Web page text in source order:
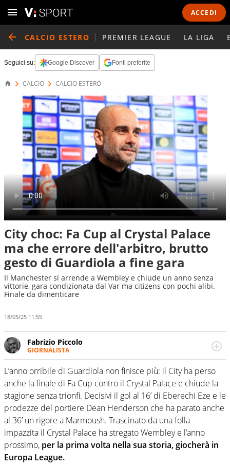
ACCEDI
CALCIO ESTERO PREMIER LEAGUE LA LIGA
Seguici su: Google Discover Fonti preferite
CALCIO CALCIO ESTERO
City choc: Fa Cup al Crystal Palace
ma che errore dell'arbitro, brutto
gesto di Guardiola a fine gara
Il Manchester si arrende a Wembley e chiude un anno senza
vittorie, gara condizionata dal Var ma citizens con pochi alibi.
Finale da dimenticare
18/05/25 11:55
Fabrizio Piccolo
GIORNALISTA
Nella sua carriera ha seguito numerose manifestazioni
sportive e collaborato con agenzie e testate. Esperienza,
competenza, conoscenza e memoria storica. Si occupa
prevalentemente di calcio
L’anno orribile di Guardiola non finisce più: il City ha perso
anche la finale di Fa Cup contro il Crystal Palace e chiude la
stagione senza trionfi. Decisivi il gol al 16’ di Eberechi Eze e le
prodezze del portiere Dean Henderson che ha parato anche
al 36’ un rigore a Marmoush. Trascinato da una folla
impazzita il Crystal Palace ha stregato Wembley e l’anno
prossimo, per la prima volta nella sua storia, giocherà in
Europa League.